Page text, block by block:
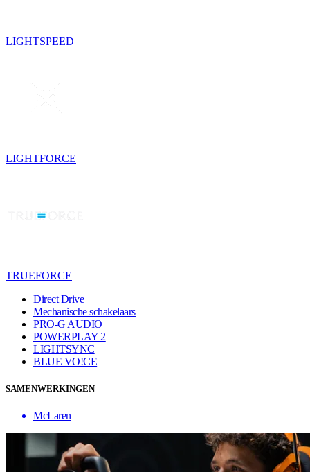
LIGHTSPEED
LIGHTFORCE
TRUEFORCE
Direct Drive
Mechanische schakelaars
PRO-G AUDIO
POWERPLAY 2
LIGHTSYNC
BLUE VO!CE
SAMENWERKINGEN
McLaren